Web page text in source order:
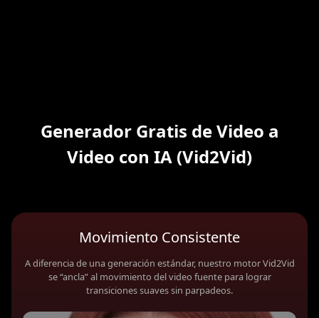
Generador Gratis de Video a
Video con IA (Vid2Vid)
Movimiento Consistente
A diferencia de una generación estándar, nuestro motor Vid2Vid
se “ancla” al movimiento del video fuente para lograr
transiciones suaves sin parpadeos.